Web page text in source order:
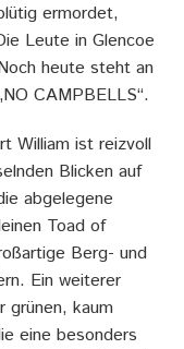
ermordet,
Leute in Glencoe
heute steht an
CAMPBELLS“.
William ist reizvoll
Blicken auf
abgelegene
Toad of
Berg- und
Ein weiterer
grünen, kaum
eine besonders